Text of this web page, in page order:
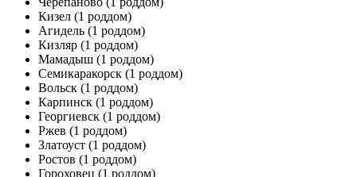
Кизел (1 роддом)
Агидель (1 роддом)
Кизляр (1 роддом)
Мамадыш (1 роддом)
Семикаракорск (1 роддом)
Вольск (1 роддом)
Карпинск (1 роддом)
Георгиевск (1 роддом)
Ржев (1 роддом)
Златоуст (1 роддом)
Ростов (1 роддом)
Гороховец (1 роддом)